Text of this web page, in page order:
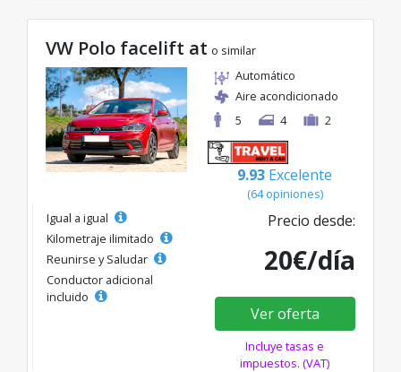
VW Polo facelift at o similar
Automático
Aire acondicionado
5
4 2
9.93 Excelente
(64 opiniones)
Igual a igual
Kilometraje ilimitado
Reunirse y Saludar
Conductor adicional
incluido
Precio desde:
20€/día
Ver oferta
Incluye tasas e
impuestos. (VAT)